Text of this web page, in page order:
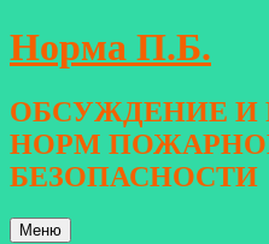
Перейти
к
Норма П.Б.
ОБСУЖДЕНИЕ И
НОРМ
БЕЗОПАСНОСТИ
Меню